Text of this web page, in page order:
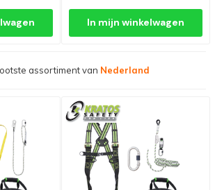
In mijn winkelwagen
assortiment van Nederland